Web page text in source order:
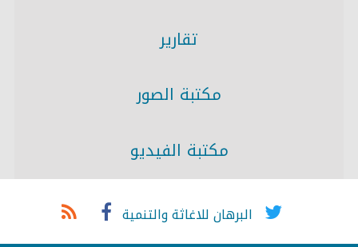
تقارير
مكتبة الصور
مكتبة الفيديو
البرهان للاغاثة والتنمية